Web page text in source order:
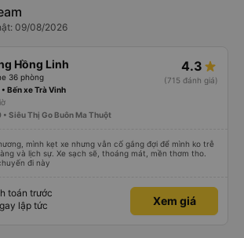
09/08/2026
Hồng Linh
36 phòng
4.3
(715 đánh giá)
Bến xe Trà Vinh
Siêu Thị Go Buôn Ma Thuột
mình kẹt xe nhưng vẫn cố gắng đợi để mình ko trễ
và lịch sự. Xe sạch sẽ, thoáng mát, mền thơm tho.
đi này
toán trước
lập tức
Xem giá